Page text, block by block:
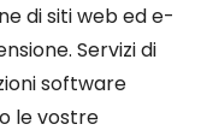
di siti web ed e-
Servizi di
software
le vostre